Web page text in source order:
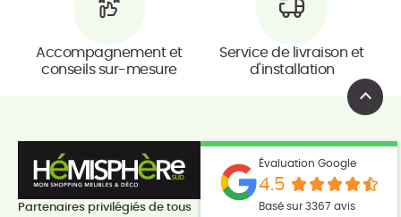
Accompagnement et
conseils sur-mesure
Service de livraison et
d'installation
Partenaires privilégiés de tous
Évaluation Google
4.5
Basé sur 3367 avis